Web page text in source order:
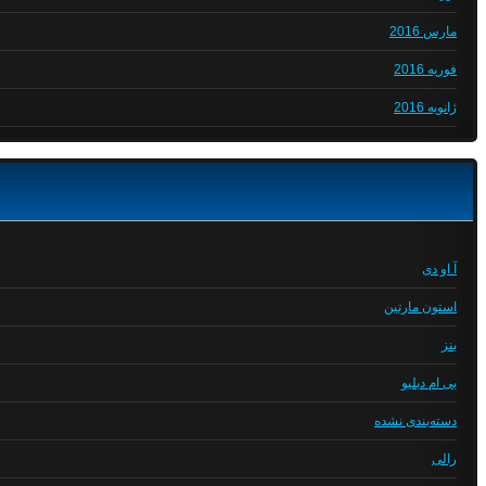
مارس 2016
فوریه 2016
ژانویه 2016
آ او دی
استون مارتین
بنز
بی ام دبلیو
دسته‌بندی نشده
رالی